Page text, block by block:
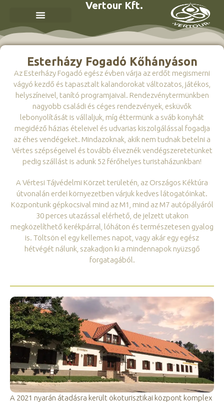
Vertour Kft.
Esterházy Fogadó Kőhányáson
Az Esterházy Fogadó egész évben várja az erdőt megismerni
vágyó kezdő és tapasztalt kalandorokat változatos, játékos,
helyszíneivel, tanító programjaival. Rendezvénytermünkben
nagyobb családi és céges rendezvények, esküvők
lebonyolítását is vállaljuk, míg éttermünk a sváb konyhát
megidéző házias ételeivel és udvarias kiszolgálással fogadja
az éhes vendégeket. Mindazoknak, akik nem tudnak betelni a
Vértes szépségeivel és tovább élveznék vendégszeretetünket
pedig szállást is adunk 52 férőhelyes turistaházunkban!
A Vértesi Tájvédelmi Körzet területén, az Országos Kéktúra
útvonalán erdei környezetben várjuk kedves látogatóinkat.
Központunk gépkocsival mind az M1, mind az M7 autópályáról
30 perces utazással elérhető, de jelzett utakon
megközelíthető kerékpárral, lóháton és természetesen gyalog
is. Töltsön el egy kellemes napot, vagy akár egy egész
hétvégét nálunk, szakadjon ki a mindennapok nyüzsgő
forgatagából.
A 2021 nyarán átadásra került ökoturisztikai központ komplex